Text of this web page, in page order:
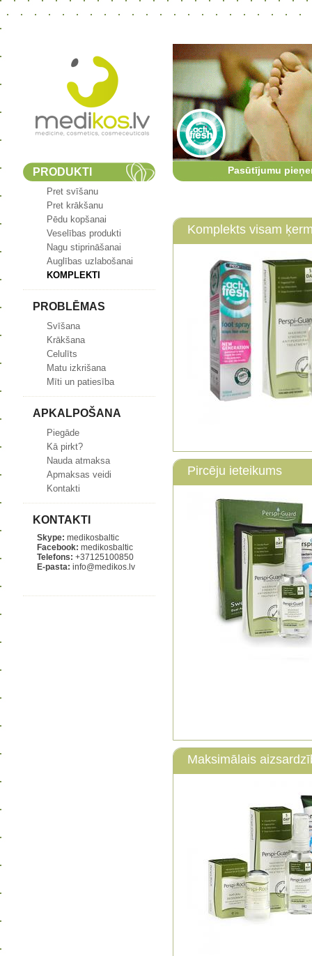
PRODUKTI
Pret svīšanu
Pret krākšanu
Pēdu kopšanai
Veselības produkti
Nagu stiprināšanai
Auglības uzlabošanai
KOMPLEKTI
PROBLĒMAS
Svīšana
Krākšana
Celulīts
Matu izkrišana
Mīti un patiesība
APKALPOŠANA
Piegāde
Kā pirkt?
Nauda atmaksa
Apmaksas veidi
Kontakti
KONTAKTI
Skype: medikosbaltic
Facebook: medikosbaltic
Telefons: +37125100850
E-pasta: info@medikos.lv
Pasūtījumu
Komplekts visam
Pircēju ieteikums
Maksimālais